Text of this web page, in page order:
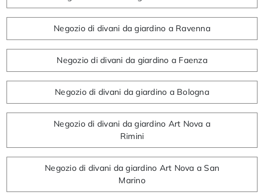
Negozio di divani da giardino a Ravenna
Negozio di divani da giardino a Faenza
Negozio di divani da giardino a Bologna
Negozio di divani da giardino Art Nova a
Rimini
Negozio di divani da giardino Art Nova a San
Marino